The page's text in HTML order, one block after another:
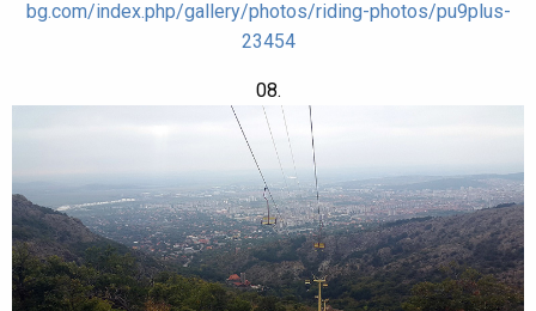
bg.com/index.php/gallery/photos/riding-photos/pu9plus-
23454
08.